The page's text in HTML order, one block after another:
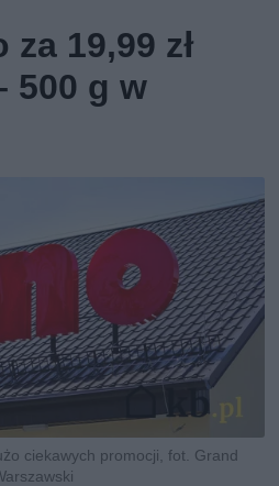
19,99 zł
500 g w
ciekawych promocji, fot. Grand